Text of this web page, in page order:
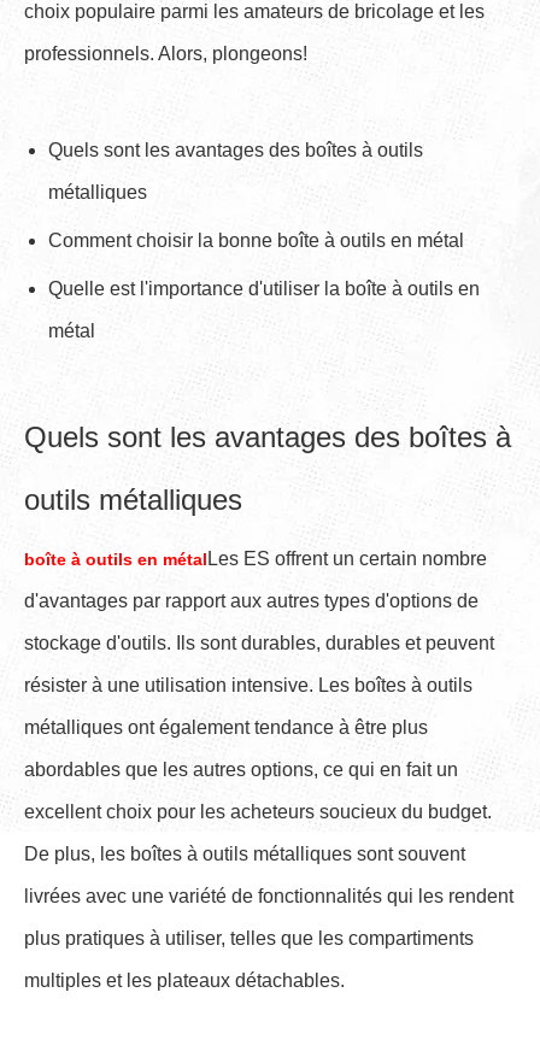
choix populaire parmi les amateurs de bricolage et les
professionnels. Alors, plongeons!
Quels sont les avantages des boîtes à outils
métalliques
Comment choisir la bonne boîte à outils en métal
Quelle est l'importance d'utiliser la boîte à outils en
métal
Quels sont les avantages des boîtes à
outils métalliques
boîte à outils en métal Les ES offrent un certain nombre
d'avantages par rapport aux autres types d'options de
stockage d'outils. Ils sont durables, durables et peuvent
résister à une utilisation intensive. Les boîtes à outils
métalliques ont également tendance à être plus
abordables que les autres options, ce qui en fait un
excellent choix pour les acheteurs soucieux du budget.
De plus, les boîtes à outils métalliques sont souvent
livrées avec une variété de fonctionnalités qui les rendent
plus pratiques à utiliser, telles que les compartiments
multiples et les plateaux détachables.